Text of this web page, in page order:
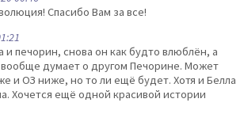
Спасибо Вам за все!
печорин, снова он как будто влюблён, а
вообще думает о другом Печорине. Может
и ОЗ ниже, но то ли ещё будет. Хотя и Белла
Хочется ещё одной красивой истории